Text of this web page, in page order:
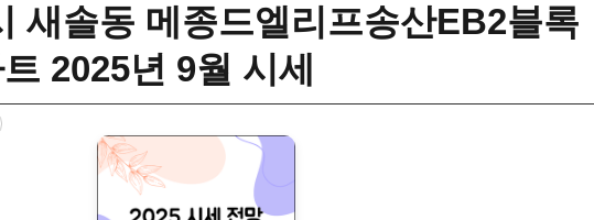
새솔동 메종드엘리프송산EB2블록
2025년 9월 시세